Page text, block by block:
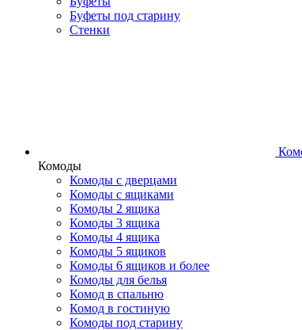
Буфеты под старину
Стенки
Комоды
Комоды с дверцами
Комоды с ящиками
Комоды 2 ящика
Комоды 3 ящика
Комоды 4 ящика
Комоды 5 ящиков
Комоды 6 ящиков и более
Комоды для белья
Комод в спальню
Комод в гостиную
Комоды под старину